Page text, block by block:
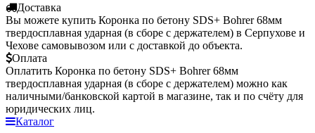
Доставка
Вы можете купить Коронка по бетону SDS+ Bohrer 68мм
твердосплавная ударная (в сборе с держателем) в Серпухове и
Чехове самовывозом или с доставкой до объекта.
Оплата
Оплатить Коронка по бетону SDS+ Bohrer 68мм
твердосплавная ударная (в сборе с держателем) можно как
наличными/банковской картой в магазине, так и по счёту для
юридических лиц.
Каталог